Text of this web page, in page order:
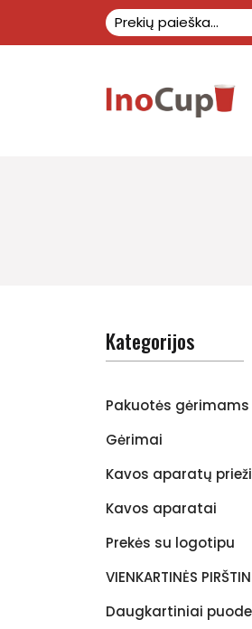
Kategorijos
Pakuotės gėrimams
Gėrimai
Kavos aparatų
Kavos aparatai
Prekės su logotipu
VIENKARTINĖS
Daugkartiniai